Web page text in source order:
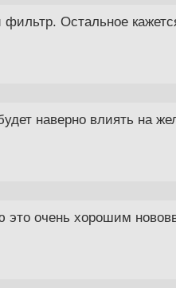
Остальное
наверно влиять на
это очень хорошим